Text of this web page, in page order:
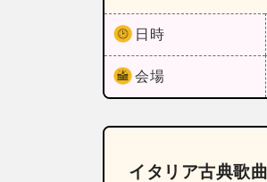
日時
会場
イタリア古典歌